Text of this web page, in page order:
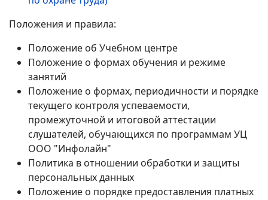
Положения и правила:
Положение об Учебном центре
Положение о формах обучения и режиме
занятий
Положение о формах, периодичности и порядке
текущего контроля успеваемости,
промежуточной и итоговой аттестации
слушателей, обучающихся по программам УЦ
ООО "Инфолайн"
Политика в отношении обработки и защиты
персональных данных
Положение о порядке предоставления платных